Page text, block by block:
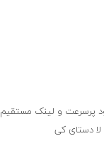
پرسرعت و لینک مستقیم
دستای کی